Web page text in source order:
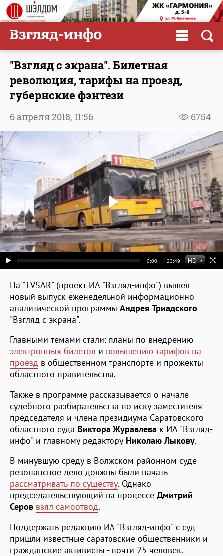
"Взгляд с экрана". Билетная
революция, тарифы на проезд,
губернские фэнтези
6754
6 апреля 2018, 11:56
На "TVSAR" (проект ИА "Взгляд-инфо") вышел
новый выпуск еженедельной информационно-
аналитической программы Андрея Триадского
"Взгляд с экрана".
Главными темами стали: планы по внедрению
электронных билетов и повышению тарифов на
проезд в общественном транспорте и прожекты
областного правительства.
Также в программе рассказывается о начале
судебного разбирательства по иску заместителя
председателя и члена президиума Саратовского
областного суда Виктора Журавлева к ИА "Взгляд-
инфо" и главному редактору Николаю Лыкову.
В минувшую среду в Волжском районном суде
резонансное дело должны были начать
рассматривать по существу. Однако
председательствующий на процессе Дмитрий
Серов взял самоотвод.
Поддержать редакцию ИА "Взгляд-инфо" с суд
пришли известные саратовские общественники и
гражданские активисты - почти 25 человек.